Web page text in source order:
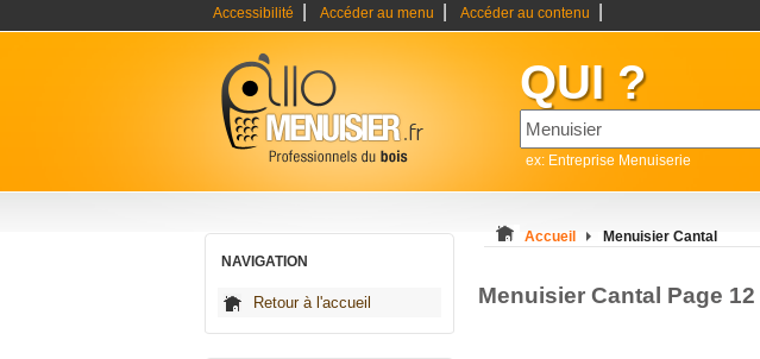
Accessibilité Accéder au menu Accéder au contenu
QUI ?
ex: Entreprise Menuiserie
NAVIGATION
Retour à l'accueil
Accueil Menuisier Cantal
Menuisier Cantal Page 12